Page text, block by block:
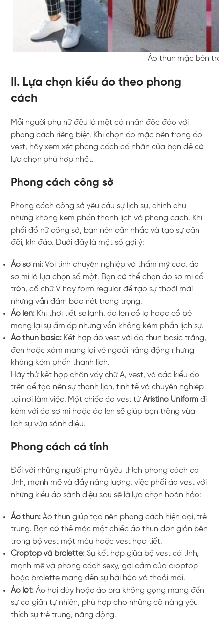
Áo thun mặc bên
II. Lựa chọn kiểu áo theo phong
cách
Mỗi người phụ nữ đều là một cá nhân độc đáo với
phong cách riêng biệt. Khi chọn áo mặc bên trong áo
vest, hãy xem xét phong cách cá nhân của bạn để có
lựa chọn phù hợp nhất.
Phong cách công sở
Phong cách công sở yêu cầu sự lịch sự, chỉnh chu
nhưng không kém phần thanh lịch và phong cách. Khi
phối đồ nữ công sở, bạn nên cân nhắc và tạo sự cân
đối, kín đáo. Dưới đây là một số gợi ý:
Áo sơ mi: Với tính chuyên nghiệp và thẩm mỹ cao, áo
sơ mi là lựa chọn số một. Bạn có thể chọn áo sơ mi cổ
tròn, cổ chữ V hay form regular để tạo sự thoải mái
nhưng vẫn đảm bảo nét trang trọng.
Áo len: Khi thời tiết se lạnh, áo len cổ lọ hoặc cổ bẻ
mang lại sự ấm áp nhưng vẫn không kém phần lịch sự.
Áo thun basic: Kết hợp áo vest với áo thun basic trắng,
đen hoặc xám mang lại vẻ ngoài năng động nhưng
không kém phần thanh lịch.
Hãy thử kết hợp chân váy chữ A, vest, và các kiểu áo
trên để tạo nên sự thanh lịch, tinh tế và chuyên nghiệp
tại nơi làm việc. Một chiếc áo vest từAristino Uniform đi
kèm với áo sơ mi hoặc áo len sẽ giúp bạn trông vừa
lịch sự vừa sành điệu.
Phong cách cá tính
Đối với những người phụ nữ yêu thích phong cách cá
tính, mạnh mẽ và đầy năng lượng, việc phối áo vest với
những kiểu áo sành điệu sau sẽ là lựa chọn hoàn hảo:
Áo thun: Áo thun giúp tạo nên phong cách hiện đại, trẻ
trung. Bạn có thể mặc một chiếc áo thun đơn giản bên
trong bộ vest một màu hoặc vest họa tiết.
Croptop và bralette: Sự kết hợp giữa bộ vest cá tính,
mạnh mẽ và phong cách sexy, gợi cảm của croptop
hoặc bralette mang đến sự hài hòa và thoải mái.
Áo lót: Áo hai dây hoặc áo bra không gọng mang đến
sự co giãn tự nhiên, phù hợp cho những cô nàng yêu
thích sự trẻ trung, năng động.